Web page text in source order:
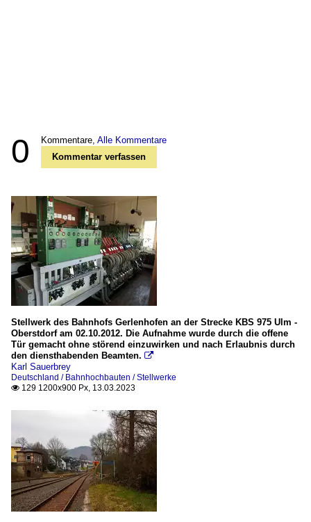
0 Kommentare, Alle Kommentare
Kommentar verfassen
Stellwerk des Bahnhofs Gerlenhofen an der Strecke KBS 975 Ulm -
Oberstdorf am 02.10.2012. Die Aufnahme wurde durch die offene
Tür gemacht ohne störend einzuwirken und nach Erlaubnis durch
den diensthabenden Beamten. 
Karl Sauerbrey
Deutschland / Bahnhochbauten / Stellwerke
 129 1200x900 Px, 13.03.2023